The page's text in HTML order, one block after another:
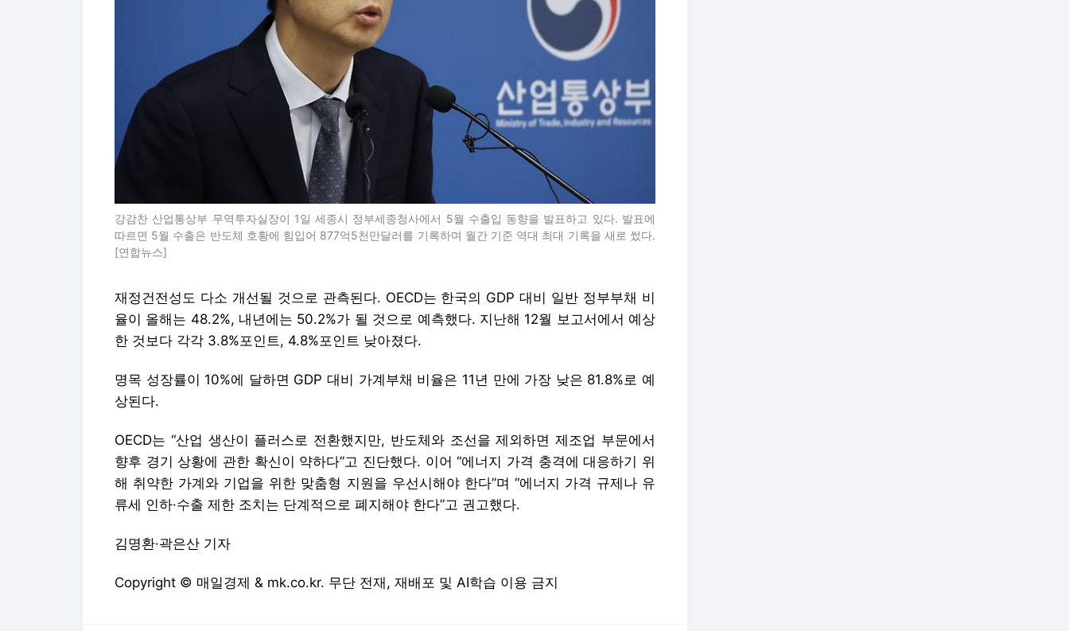
강감찬 산업통상부 무역투자실장이 1일 세종시 정부세종청사에서 5월 수출입 동향을 발표하고 있다. 발표에
따르면 5월 수출은 반도체 호황에 힘입어 877억5천만달러를 기록하며 월간 기준 역대 최대 기록을 새로 썼다.
[연합뉴스]
재정건전성도 다소 개선될 것으로 관측된다. OECD는 한국의 GDP 대비 일반 정부부채 비
율이 올해는 48.2%, 내년에는 50.2%가 될 것으로 예측했다. 지난해 12월 보고서에서 예상
한 것보다 각각 3.8%포인트, 4.8%포인트 낮아졌다.
명목 성장률이 10%에 달하면 GDP 대비 가계부채 비율은 11년 만에 가장 낮은 81.8%로 예
OECD는 “산업 생산이 플러스로 전환했지만, 반도체와 조선을 제외하면 제조업 부문에서
향후 경기 상황에 관한 확신이 약하다”고 진단했다. 이어 “에너지 가격 충격에 대응하기 위
류세 인하·수출 제한 조치는 단계적으로 폐지해야 한다”고 권고했다.
Copyright © 매일경제 & mk.co.kr. 무단 전재, 재배포 및 AI학습 이용 금지
[단독] 삼성 노조 “DX와 같이 갈수 있다고 생각한 게 오만…DS 먼저 챙기겠다” - 매일경제